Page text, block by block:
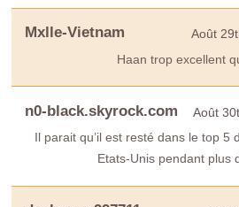
Mxlle-Vietnam Août
Haan trop excellent
n0-black.skyrock.com Août
Il parait qu’il est resté dans le top 5
Etats-Unis pendant plus